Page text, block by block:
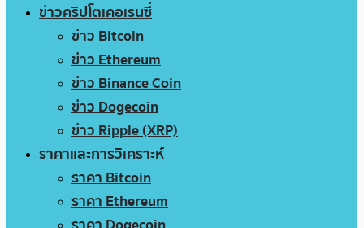
ข่าวคริปโตเคอเรนซี่
ข่าว Bitcoin
ข่าว Ethereum
ข่าว Binance Coin
ข่าว Dogecoin
ข่าว Ripple (XRP)
ราคาและการวิเคราะห์
ราคา Bitcoin
ราคา Ethereum